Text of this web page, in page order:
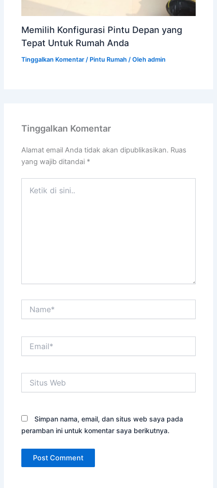
Memilih Konfigurasi Pintu Depan yang
Tepat Untuk Rumah Anda
Tinggalkan Komentar / Pintu Rumah / Olehadmin
Tinggalkan Komentar
Alamat email Anda tidak akan dipublikasikan. Ruas
yang wajib ditandai *
Web
Simpan nama, email, dan situs web saya pada
peramban ini untuk komentar saya berikutnya.